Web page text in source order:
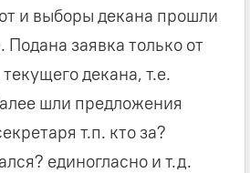
и выборы декана прошли
заявка только от
декана, т.е.
шли предложения
т.п. кто за?
единогласно и т.д.